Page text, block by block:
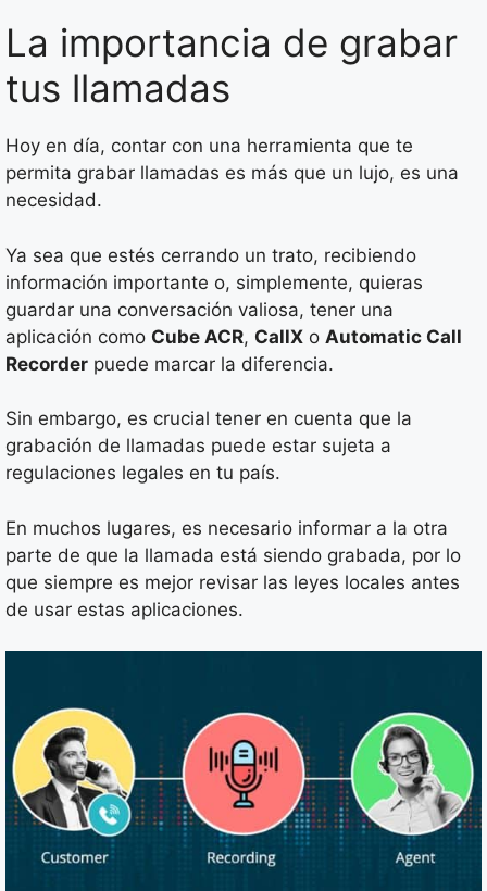
La importancia de grabar
tus llamadas
Hoy en día, contar con una herramienta que te
permita grabar llamadas es más que un lujo, es una
necesidad.
Ya sea que estés cerrando un trato, recibiendo
información importante o, simplemente, quieras
guardar una conversación valiosa, tener una
aplicación como Cube ACR, CallX o Automatic Call
Recorder puede marcar la diferencia.
Sin embargo, es crucial tener en cuenta que la
grabación de llamadas puede estar sujeta a
regulaciones legales en tu país.
En muchos lugares, es necesario informar a la otra
parte de que la llamada está siendo grabada, por lo
que siempre es mejor revisar las leyes locales antes
de usar estas aplicaciones.